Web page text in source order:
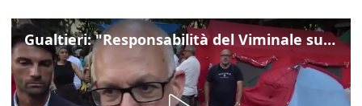
Gualtieri: "Responsabilità del Viminale su Spin Time? La posizione dei partiti è nota"